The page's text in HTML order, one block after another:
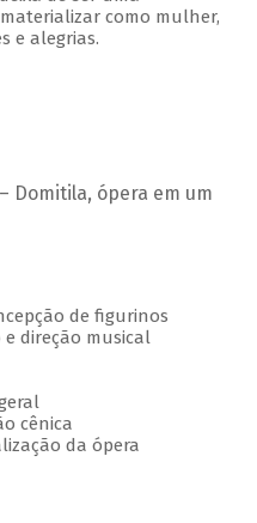
como mulher,
e alegrias.
Domitila, ópera em um
de figurinos
direção musical
cênica
da ópera